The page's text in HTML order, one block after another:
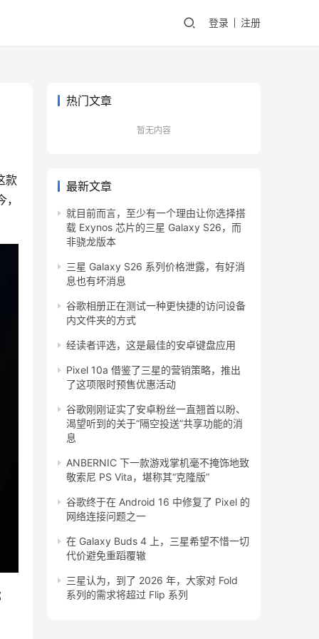
登录 注册
款
热门文章
暂无内容
最新文章
就目前而言，至少有一个理由让你选择搭
载 Exynos 芯片的三星 Galaxy S26，而
非骁龙版本
三星 Galaxy S26 系列价格泄露，有好消
息也有坏消息
谷歌相册正在测试一种更快捷的访问设备
内文件夹的方式
经读者评选，这是最佳的安卓键盘应用
Pixel 10a 借鉴了三星的营销策略，推出
了这项限时预售优惠活动
谷歌刚刚证实了安卓粉丝一直翘首以盼、
渴望听到的关于“隔空投送”共享功能的消
息
ANBERNIC 下一款游戏掌机毫不掩饰地致
敬索尼 PS Vita，堪称其“克隆版”
谷歌终于在 Android 16 中修复了 Pixel 的
网络连接问题之一
在 Galaxy Buds 4 上，三星希望不惜一切
代价避免重蹈覆辙
三星认为，到了 2026 年，大家对 Fold
系列的需求将超过 Flip 系列